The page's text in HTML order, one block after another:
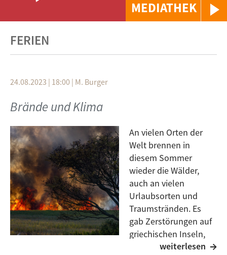
MEDIATHEK
FERIEN
24.08.2023 | 18:00 | M. Burger
Brände und Klima
An vielen Orten der
Welt brennen in
diesem Sommer
wieder die Wälder,
auch an vielen
Urlaubsorten und
Traumstränden. Es
gab Zerstörungen auf
griechischen Inseln,
auf Hawaii, inweiterlesen